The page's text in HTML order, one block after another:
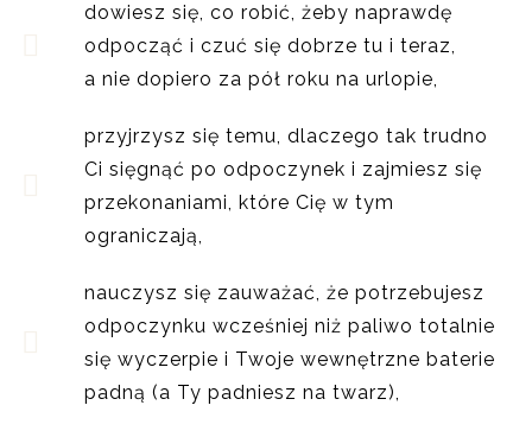
dowiesz się, co robić, żeby naprawdę
odpocząć i czuć się dobrze tu i teraz,
a nie dopiero za pół roku na urlopie,
przyjrzysz się temu, dlaczego tak trudno
Ci sięgnąć po odpoczynek i zajmiesz się
przekonaniami, które Cię w tym
ograniczają,
nauczysz się zauważać, że potrzebujesz
odpoczynku wcześniej niż paliwo totalnie
się wyczerpie i Twoje wewnętrzne baterie
padną (a Ty padniesz na twarz),